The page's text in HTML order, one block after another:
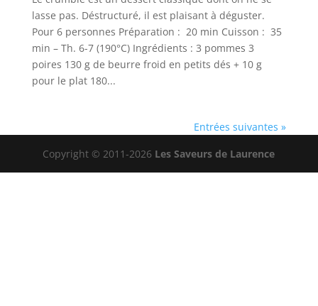
lasse pas. Déstructuré, il est plaisant à déguster.
Pour 6 personnes Préparation : 20 min Cuisson : 35
min – Th. 6-7 (190°C) Ingrédients : 3 pommes 3
poires 130 g de beurre froid en petits dés + 10 g
pour le plat 180...
Entrées suivantes »
Copyright © 2011-2026 Les Saveurs de Laurence